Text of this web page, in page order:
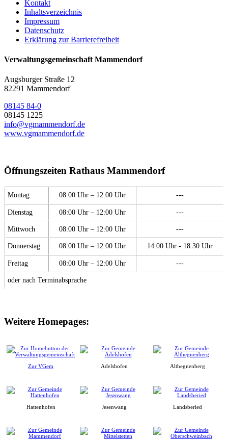
Kontakt
Inhaltsverzeichnis
Impressum
Datenschutz
Erklärung zur Barrierefreiheit
Verwaltungsgemeinschaft Mammendorf
Augsburger Straße 12
82291 Mammendorf
08145 84-0
08145 1225
info@vgmammendorf.de
www.vgmammendorf.de
Öffnungszeiten Rathaus Mammendorf
Montag 08:00 Uhr – 12:00 Uhr ---
Dienstag 08:00 Uhr – 12:00 Uhr ---
Mittwoch 08:00 Uhr – 12:00 Uhr ---
Donnerstag 08:00 Uhr – 12:00 Uhr 14:00 Uhr - 18:30 Uhr
Freitag 08:00 Uhr – 12:00 Uhr ---
oder nach Terminabsprache
Weitere Homepages:
Zur VGem Adelshofen Althegnenberg
Hattenhofen Jesenwang Landsberied